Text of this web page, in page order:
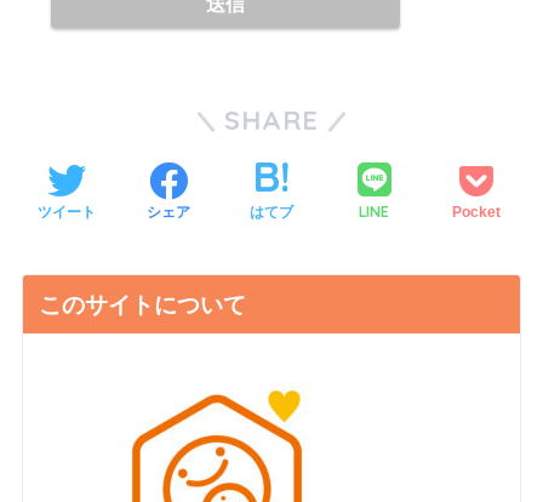
SHARE
ツイート シェア はてブ LINE Pocket
このサイトについて